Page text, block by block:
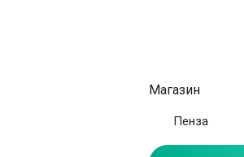
Магазин
Пенза